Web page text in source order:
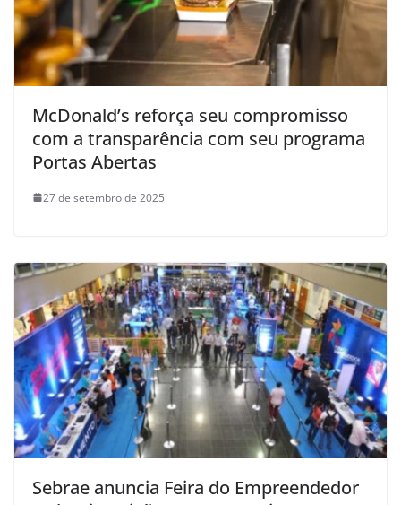
McDonald’s reforça seu compromisso
com a transparência com seu programa
Portas Abertas
27 de setembro de 2025
Sebrae anuncia Feira do Empreendedor